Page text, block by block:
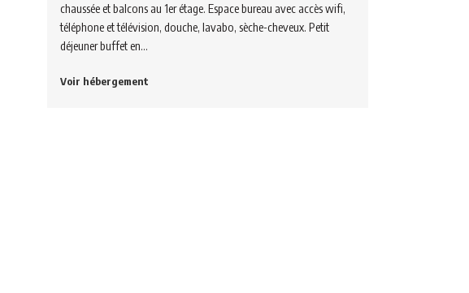
chaussée et balcons au 1er étage. Espace bureau avec accès wifi,
téléphone et télévision, douche, lavabo, sèche-cheveux. Petit
déjeuner buffet en…
Voir hébergement